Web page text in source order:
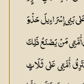
بَنِی إِسْرَاءِیلَ حَذْوَ
أُمَّتِی مَنْ یَصْنَعُ ذَلِکَ
أُمَّتِی عَلٰی ثَلَاثٍ